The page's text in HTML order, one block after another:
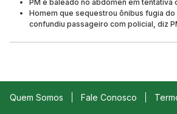
PM é baleado no abdômen em tentativa
Homem que sequestrou ônibus fugia
confundiu passageiro com policial, diz
Quem Somos Fale Conosco